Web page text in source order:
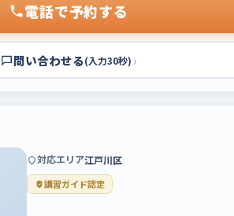
電話で予約する
問い合わせる(入力30秒) ›
対応エリア江戸川区
講習ガイド認定